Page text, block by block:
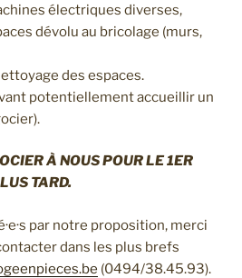
électriques diverses,
dévolu au bricolage (murs,
des espaces.
potentiellement accueillir un
À NOUS POUR LE 1ER
TARD.
par notre proposition, merci
dans les plus brefs
(0494/38.45.93).